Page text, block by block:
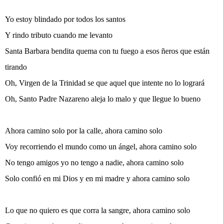
Yo estoy blindado por todos los santos
Y rindo tributo cuando me levanto
Santa Barbara bendita quema con tu fuego a esos ñeros que están
tirando
Oh, Virgen de la Trinidad se que aquel que intente no lo logrará
Oh, Santo Padre Nazareno aleja lo malo y que llegue lo bueno
Ahora camino solo por la calle, ahora camino solo
Voy recorriendo el mundo como un ángel, ahora camino solo
No tengo amigos yo no tengo a nadie, ahora camino solo
Solo confió en mi Dios y en mi madre y ahora camino solo
Lo que no quiero es que corra la sangre, ahora camino solo